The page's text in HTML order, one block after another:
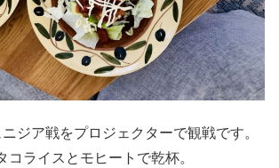
ジア戦をプロジェクターで観戦です。
コライスとモヒートで乾杯。